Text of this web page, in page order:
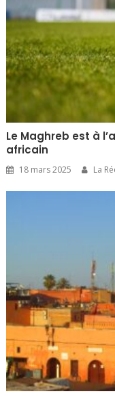
Le Maghreb est à
africain
18 mars 2025 La